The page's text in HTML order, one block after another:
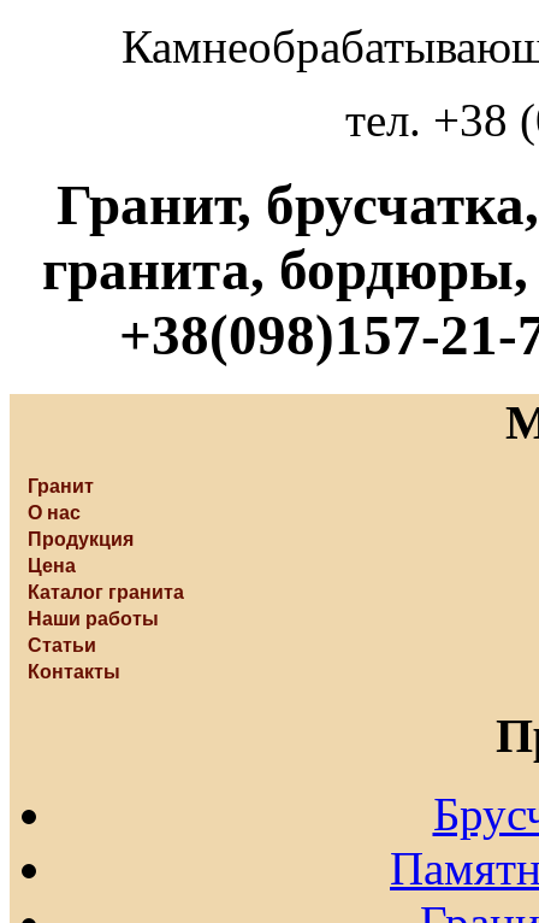
тел. +38
Гранит,
гранита,
+38(098)157-21-
Гранит
О нас
Продукция
Цена
Каталог гранита
Наши работы
Статьи
Контакты